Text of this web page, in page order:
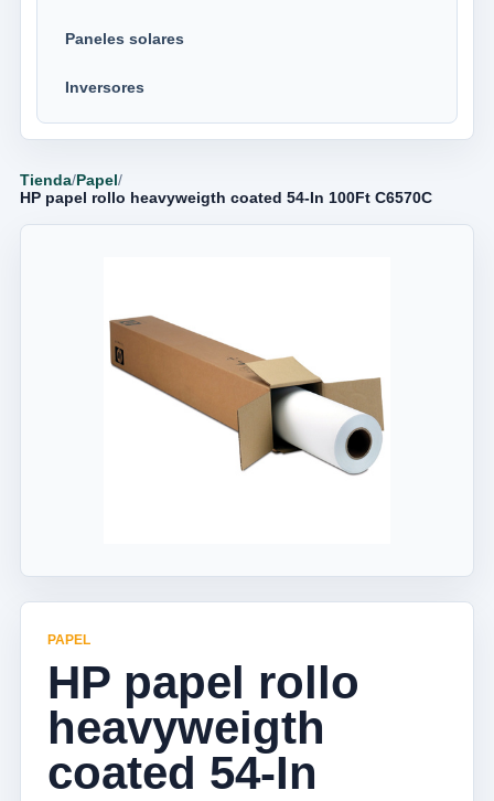
Paneles solares
Inversores
Tienda/Papel/
HP papel rollo heavyweigth coated 54-In 100Ft C6570C
PAPEL
HP papel rollo
heavyweigth
coated 54-In